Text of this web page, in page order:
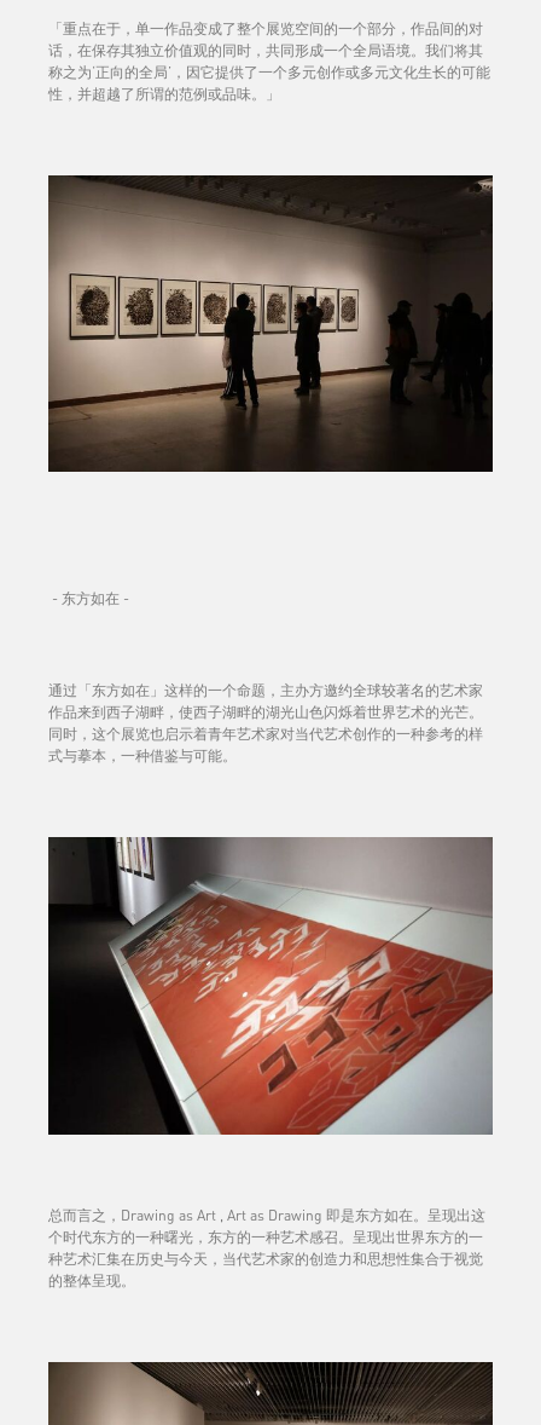
「重点在于，单一作品变成了整个展览空间的一个部分，作品间的对
话，在保存其独立价值观的同时，共同形成一个全局语境。我们将其
称之为‘正向的全局’，因它提供了一个多元创作或多元文化生长的可能
性，并超越了所谓的范例或品味。」
- 东方如在 -
通过「东方如在」这样的一个命题，主办方邀约全球较著名的艺术家
作品来到西子湖畔，使西子湖畔的湖光山色闪烁着世界艺术的光芒。
同时，这个展览也启示着青年艺术家对当代艺术创作的一种参考的样
式与摹本，一种借鉴与可能。
总而言之，Drawing as Art , Art as Drawing 即是东方如在。呈现出这
个时代东方的一种曙光，东方的一种艺术感召。呈现出世界东方的一
种艺术汇集在历史与今天，当代艺术家的创造力和思想性集合于视觉
的整体呈现。